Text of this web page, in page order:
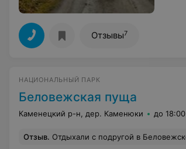
Отзывы7
НАЦИОНАЛЬНЫЙ ПАРК
Беловежская пуща
Каменецкий р-н, дер. Каменюки до 18:00
Отзыв. Отдыхали с подругой в Беловежской пуще. Впечатления остались только положительные. Проживали с начало в гостинице №2, она находится в самой деревне. Номер был однокомнатный с двумя кроватями, уютный и очень дешевый, гораздо дешевле чем в гостиницах Бреста.